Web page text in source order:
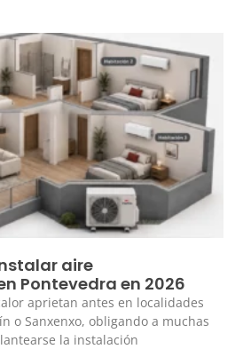
aire
Pontevedra en 2026
aprietan antes en localidades
o Sanxenxo, obligando a muchas
la instalación